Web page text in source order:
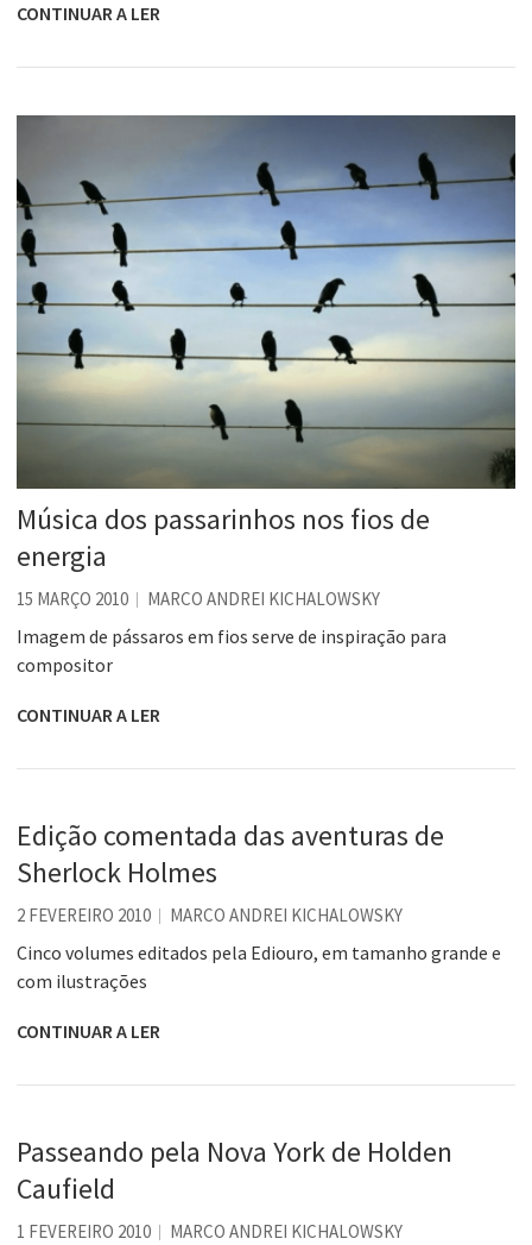
CONTINUAR A LER
Música dos passarinhos nos fios de
energia
15 MARÇO 2010 MARCO ANDREI KICHALOWSKY
Imagem de pássaros em fios serve de inspiração para
compositor
CONTINUAR A LER
Edição comentada das aventuras de
Sherlock Holmes
2 FEVEREIRO 2010 MARCO ANDREI KICHALOWSKY
Cinco volumes editados pela Ediouro, em tamanho grande e
com ilustrações
CONTINUAR A LER
Passeando pela Nova York de Holden
Caufield
1 FEVEREIRO 2010 MARCO ANDREI KICHALOWSKY